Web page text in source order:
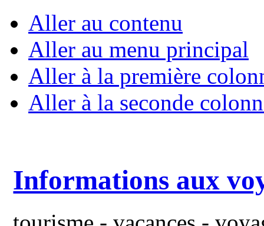
Aller au contenu
Aller au menu principal
Aller à la première
Aller à la seconde
Informations aux